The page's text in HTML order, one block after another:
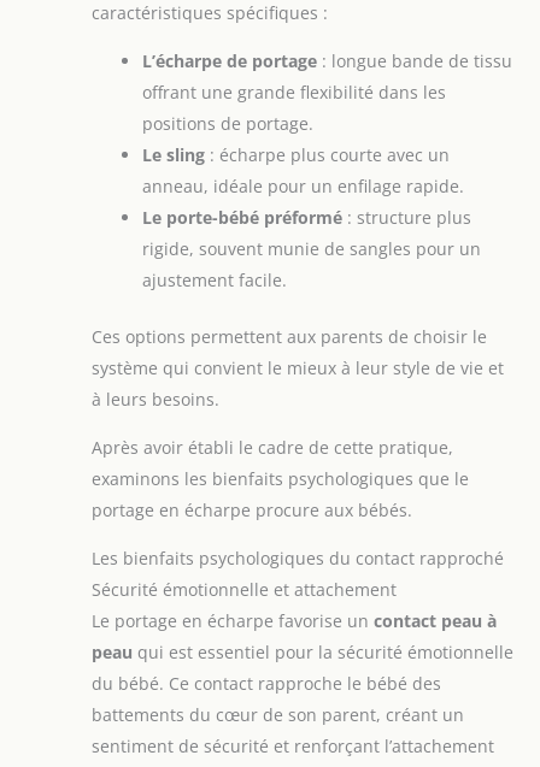
caractéristiques spécifiques :
L’écharpe de portage : longue bande de tissu
offrant une grande flexibilité dans les
positions de portage.
Le sling : écharpe plus courte avec un
anneau, idéale pour un enfilage rapide.
Le porte-bébé préformé : structure plus
rigide, souvent munie de sangles pour un
ajustement facile.
Ces options permettent aux parents de choisir le
système qui convient le mieux à leur style de vie et
à leurs besoins.
Après avoir établi le cadre de cette pratique,
examinons les bienfaits psychologiques que le
portage en écharpe procure aux bébés.
Les bienfaits psychologiques du contact rapproché
Sécurité émotionnelle et attachement
Le portage en écharpe favorise un contact peau à
peau qui est essentiel pour la sécurité émotionnelle
du bébé. Ce contact rapproche le bébé des
battements du cœur de son parent, créant un
sentiment de sécurité et renforçant l’attachement